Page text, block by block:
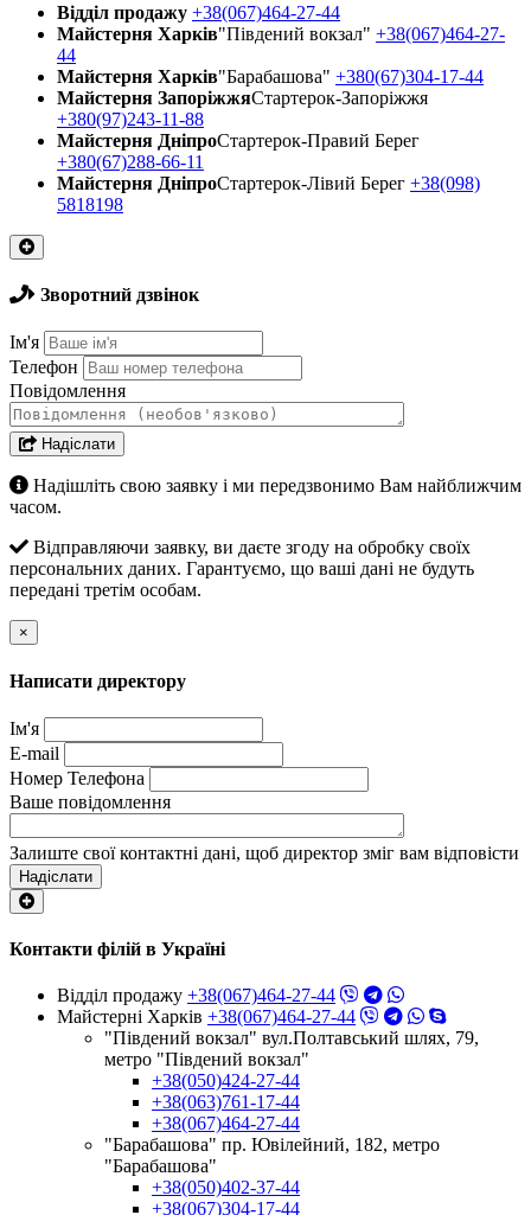
Відділ продажу +38(067)464-27-44
Майстерня Харків"Південий вокзал" +38(067)464-27-
44
Майстерня Харків"Барабашова" +380(67)304-17-44
Майстерня ЗапоріжжяСтартерок-Запоріжжя
+380(97)243-11-88
Майстерня ДнiпроСтартерок-Правий Берег
+380(67)288-66-11
Майстерня ДнiпроСтартерок-Лівий Берег +38(098)
5818198
Зворотний дзвінок
Ім'я
Телефон
Повідомлення
Надіслати
Надішліть свою заявку і ми передзвонимо Вам найближчим
часом.
Відправляючи заявку, ви даєте згоду на обробку своїх
персональних даних. Гарантуємо, що ваші дані не будуть
передані третім особам.
×
Написати директору
Ім'я
E-mail
Номер Телефона
Ваше повідомлення
Залиште свої контактні дані, щоб директор зміг вам відповісти
Надіслати
Контакти філій в Україні
Відділ продажу +38(067)464-27-44
Майстерні Харків +38(067)464-27-44
"Південий вокзал" вул.Полтавський шлях, 79,
метро "Південий вокзал"
+38(050)424-27-44
+38(063)761-17-44
+38(067)464-27-44
"Барабашова" пр. Ювілейний, 182, метро
"Барабашова"
+38(050)402-37-44
+38(067)304-17-44